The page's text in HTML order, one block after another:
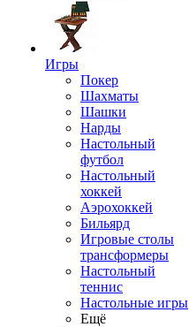
Игры
Покер
Шахматы
Шашки
Нарды
Настольный
футбол
Настольный
хоккей
Аэрохоккей
Бильярд
Игровые столы
трансформеры
Настольный
теннис
Настольные игры
Ещё